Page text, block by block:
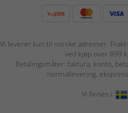
Vi leverer kun til norske adresser.
ved kjøp over 899
Betalingsmåter: faktura, konto,
normallevering,
Vi finnes i: